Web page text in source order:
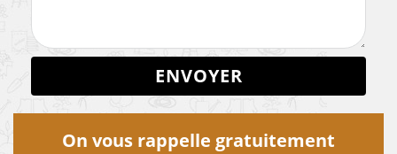
On vous rappelle gratuitement